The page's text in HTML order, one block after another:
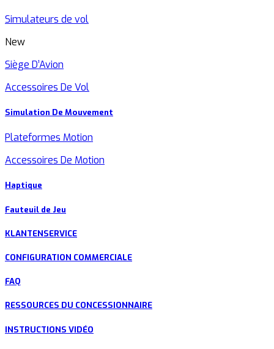
Simulateurs de vol
New
Siège D’Avion
Accessoires De Vol
Simulation De Mouvement
Plateformes Motion
Accessoires De Motion
Haptique
Fauteuil de Jeu
KLANTENSERVICE
CONFIGURATION COMMERCIALE
FAQ
RESSOURCES DU CONCESSIONNAIRE
INSTRUCTIONS VIDÉO